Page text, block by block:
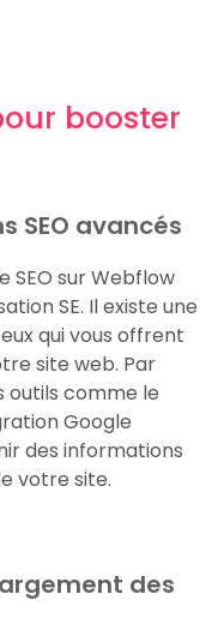
booster
SEO avancés
SEO sur Webflow
SE. Il existe une
qui vous offrent
site web. Par
outils comme le
Google
des informations
votre site.
des